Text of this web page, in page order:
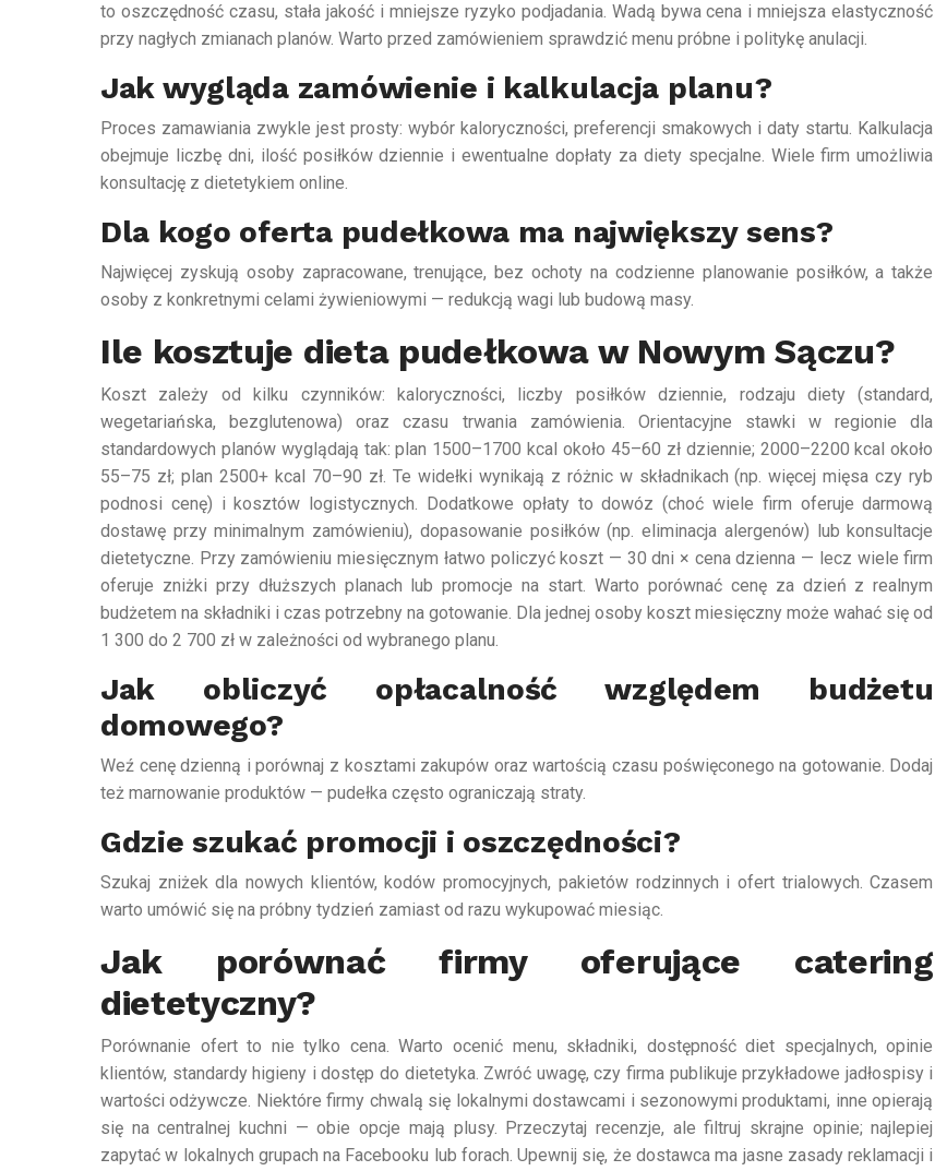
to oszczędność czasu, stała jakość i mniejsze ryzyko podjadania. Wadą bywa cena i mniejsza elastyczność
przy nagłych zmianach planów. Warto przed zamówieniem sprawdzić menu próbne i politykę anulacji.
Jak wygląda zamówienie i kalkulacja planu?
Proces zamawiania zwykle jest prosty: wybór kaloryczności, preferencji smakowych i daty startu. Kalkulacja
obejmuje liczbę dni, ilość posiłków dziennie i ewentualne dopłaty za diety specjalne. Wiele firm umożliwia
konsultację z dietetykiem online.
Dla kogo oferta pudełkowa ma największy sens?
Najwięcej zyskują osoby zapracowane, trenujące, bez ochoty na codzienne planowanie posiłków, a także
osoby z konkretnymi celami żywieniowymi — redukcją wagi lub budową masy.
Ile kosztuje dieta pudełkowa w Nowym Sączu?
Koszt zależy od kilku czynników: kaloryczności, liczby posiłków dziennie, rodzaju diety (standard,
wegetariańska, bezglutenowa) oraz czasu trwania zamówienia. Orientacyjne stawki w regionie dla
standardowych planów wyglądają tak: plan 1500–1700 kcal około 45–60 zł dziennie; 2000–2200 kcal około
55–75 zł; plan 2500+ kcal 70–90 zł. Te widełki wynikają z różnic w składnikach (np. więcej mięsa czy ryb
podnosi cenę) i kosztów logistycznych. Dodatkowe opłaty to dowóz (choć wiele firm oferuje darmową
dostawę przy minimalnym zamówieniu), dopasowanie posiłków (np. eliminacja alergenów) lub konsultacje
dietetyczne. Przy zamówieniu miesięcznym łatwo policzyć koszt — 30 dni × cena dzienna — lecz wiele firm
oferuje zniżki przy dłuższych planach lub promocje na start. Warto porównać cenę za dzień z realnym
budżetem na składniki i czas potrzebny na gotowanie. Dla jednej osoby koszt miesięczny może wahać się od
1 300 do 2 700 zł w zależności od wybranego planu.
Jak obliczyć opłacalność względem budżetu
domowego?
Weź cenę dzienną i porównaj z kosztami zakupów oraz wartością czasu poświęconego na gotowanie. Dodaj
też marnowanie produktów — pudełka często ograniczają straty.
Gdzie szukać promocji i oszczędności?
Szukaj zniżek dla nowych klientów, kodów promocyjnych, pakietów rodzinnych i ofert trialowych. Czasem
warto umówić się na próbny tydzień zamiast od razu wykupować miesiąc.
Jak porównać firmy oferujące catering
dietetyczny?
Porównanie ofert to nie tylko cena. Warto ocenić menu, składniki, dostępność diet specjalnych, opinie
klientów, standardy higieny i dostęp do dietetyka. Zwróć uwagę, czy firma publikuje przykładowe jadłospisy i
wartości odżywcze. Niektóre firmy chwalą się lokalnymi dostawcami i sezonowymi produktami, inne opierają
się na centralnej kuchni — obie opcje mają plusy. Przeczytaj recenzje, ale filtruj skrajne opinie; najlepiej
zapytać w lokalnych grupach na Facebooku lub forach. Upewnij się, że dostawca ma jasne zasady reklamacji i
SUPLEMENTY DIETY
Witaminy - rola,
znaczenie,
suplementacja
5 Maja 2021